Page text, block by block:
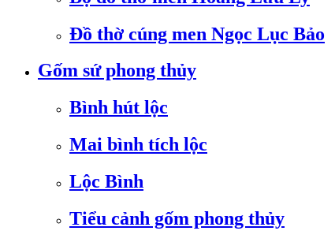
Đồ thờ cúng men Ngọc Lục Bảo
Gốm sứ phong thủy
Bình hút lộc
Mai bình tích lộc
Lộc Bình
Tiểu cảnh gốm phong thủy